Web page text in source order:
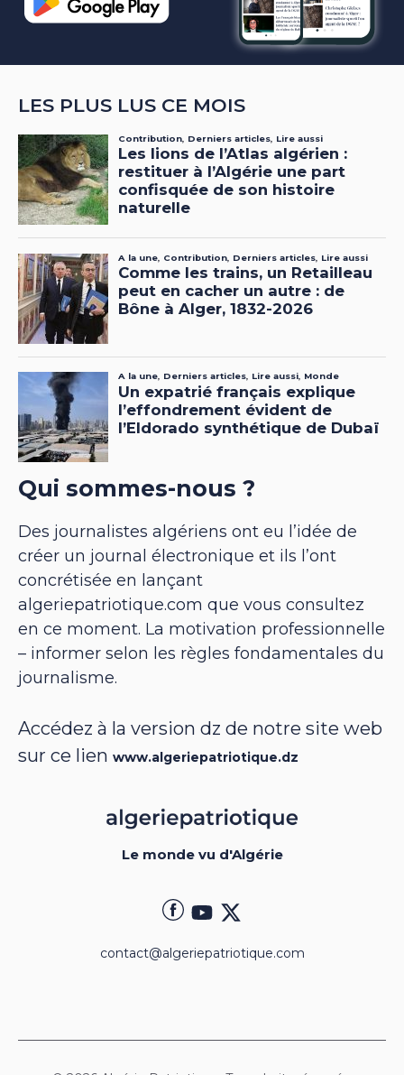
LES PLUS LUS CE MOIS
Qui sommes-nous ?
Des journalistes algériens ont eu l’idée de
créer un journal électronique et ils l’ont
concrétisée en lançant
algeriepatriotique.com que vous consultez
en ce moment. La motivation professionnelle
– informer selon les règles fondamentales du
journalisme.
Accédez à la version dz de notre site web
sur ce lien www.algeriepatriotique.dz
Le monde vu d'Algérie
contact@algeriepatriotique.com